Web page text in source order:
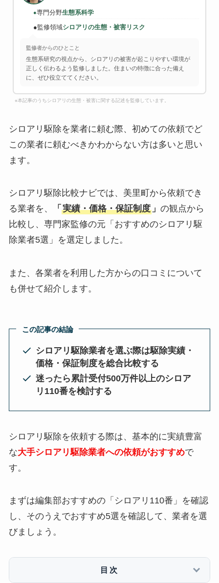
●専門分野生態系科学
●監修領域シロアリの生態・被害リスク
監修者からのひとこと
生態系研究の視点から、シロアリの被害が起こりやすい環境が
正しく伝わるよう監修しました。住まいの特徴に合った備え
に、ぜひ役立ててください。
※本記事のうちシロアリの生態・被害に関する記述を監修しています。
シロアリ駆除を業者に頼む際、初めての依頼でど
この業者に頼むべきかわからない方は多いと思い
ます。
シロアリ駆除比較ナビでは、美里町から依頼でき
る業者を、
「 実績・価格・保証制度」 の観点から
比較し、専門家監修の元「おすすめのシロアリ駆
除業者5選」を選定しました。
また、各業者を利用した方からの口コミについて
も併せて紹介します。
この記事の結論
シロアリ駆除業者を選ぶ際は駆除実績・
価格・保証制度を総合比較する
迷ったら累計受付500万件以上のシロア
リ110番を検討する
シロアリ駆除を依頼する際は、基本的に実績豊富
な大手シロアリ駆除業者への依頼がおすすめで
す。
まずは編集部おすすめの「シロアリ110番」を確認
し、そのうえでおすすめ5選を確認して、業者を選
びましょう。
目次